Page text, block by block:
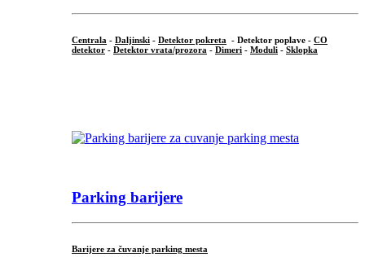
Centrala - Daljinski - Detektor pokreta - Detektor poplave - CO
detektor - Detektor vrata/prozora - Dimeri - Moduli - Sklopka
Parking barijere
Barijere za čuvanje parking mesta